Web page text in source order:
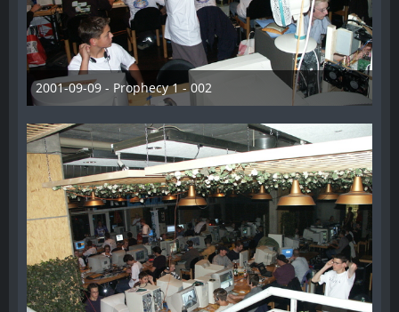
2001-09-09 - Prophecy 1 - 002
28. Dezember 2012